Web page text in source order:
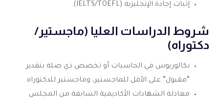
إثبات إجادة الإنجليزية (IELTS/TOEFL).
شروط الدراسات العليا (ماجستير/
دكتوراه)
بكالوريوس في الحاسبات أو تخصص ذي صلة بتقدير
“مقبول” على الأقل للماجستير، وماجستير للدكتوراه.
معادلة الشهادات الأكاديمية السابقة من المجلس